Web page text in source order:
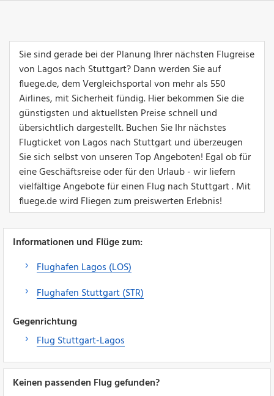
Sie sind gerade bei der Planung Ihrer nächsten Flugreise
von Lagos nach Stuttgart? Dann werden Sie auf
fluege.de, dem Vergleichsportal von mehr als 550
Airlines, mit Sicherheit fündig. Hier bekommen Sie die
günstigsten und aktuellsten Preise schnell und
übersichtlich dargestellt. Buchen Sie Ihr nächstes
Flugticket von Lagos nach Stuttgart und überzeugen
Sie sich selbst von unseren Top Angeboten! Egal ob für
eine Geschäftsreise oder für den Urlaub - wir liefern
vielfältige Angebote für einen Flug nach Stuttgart . Mit
fluege.de wird Fliegen zum preiswerten Erlebnis!
Informationen und Flüge zum:
Flughafen Lagos (LOS)
Flughafen Stuttgart (STR)
Gegenrichtung
Flug Stuttgart-Lagos
Keinen passenden Flug gefunden?